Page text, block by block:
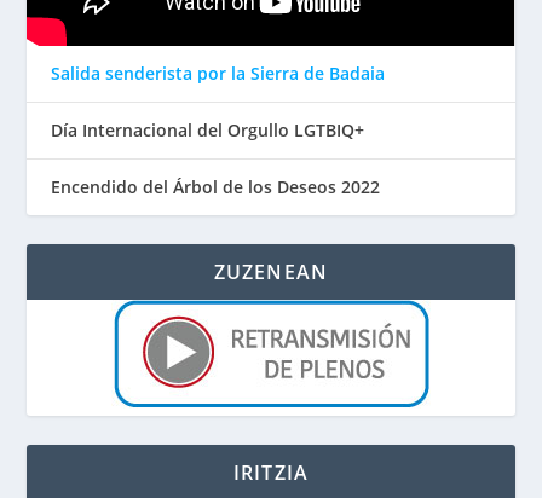
Salida senderista por la Sierra de Badaia
Día Internacional del Orgullo LGTBIQ+
Encendido del Árbol de los Deseos 2022
ZUZENEAN
IRITZIA